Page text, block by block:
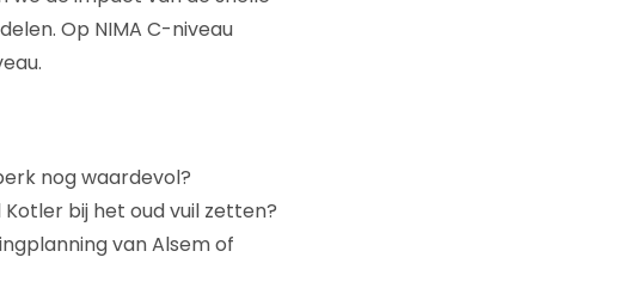
Op NIMA C-niveau
nog waardevol?
bij het oud vuil zetten?
van Alsem of